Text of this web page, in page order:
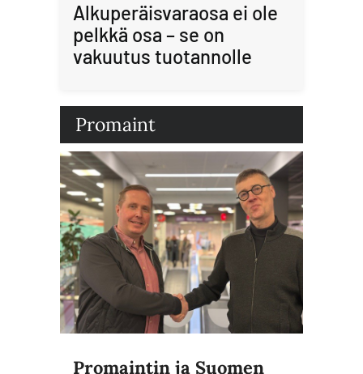
Alkuperäisvaraosa ei ole
pelkkä osa – se on
vakuutus tuotannolle
Promaint
Promaintin ja Suomen